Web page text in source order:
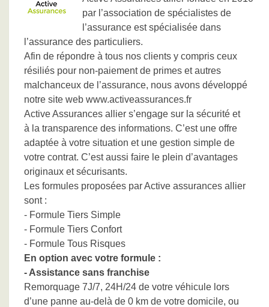
par l’association de spécialistes de
l’assurance est spécialisée dans
l’assurance des particuliers.
Afin de répondre à tous nos clients y compris ceux
résiliés pour non-paiement de primes et autres
malchanceux de l’assurance, nous avons développé
notre site web www.activeassurances.fr
Active Assurances allier s’engage sur la sécurité et
à la transparence des informations. C’est une offre
adaptée à votre situation et une gestion simple de
votre contrat. C’est aussi faire le plein d’avantages
originaux et sécurisants.
Les formules proposées par Active assurances allier
sont :
- Formule Tiers Simple
- Formule Tiers Confort
- Formule Tous Risques
En option avec votre formule :
- Assistance sans franchise
Remorquage 7J/7, 24H/24 de votre véhicule lors
d’une panne au-delà de 0 km de votre domicile, ou